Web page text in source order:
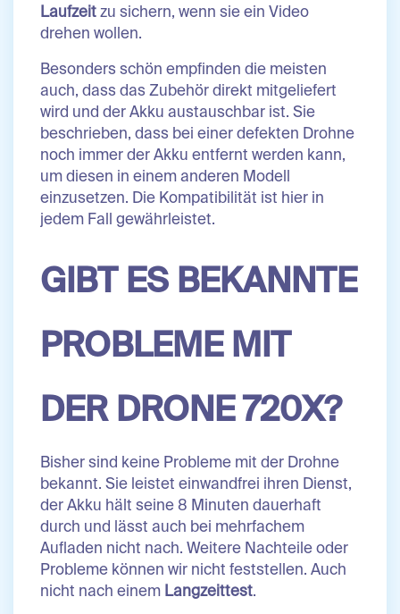
Laufzeit zu sichern, wenn sie ein Video
drehen wollen.
Besonders schön empfinden die meisten
auch, dass das Zubehör direkt mitgeliefert
wird und der Akku austauschbar ist. Sie
beschrieben, dass bei einer defekten Drohne
noch immer der Akku entfernt werden kann,
um diesen in einem anderen Modell
einzusetzen. Die Kompatibilität ist hier in
jedem Fall gewährleistet.
GIBT ES BEKANNTE
PROBLEME MIT
DER DRONE 720X?
Bisher sind keine Probleme mit der Drohne
bekannt. Sie leistet einwandfrei ihren Dienst,
der Akku hält seine 8 Minuten dauerhaft
durch und lässt auch bei mehrfachem
Aufladen nicht nach. Weitere Nachteile oder
Probleme können wir nicht feststellen. Auch
nicht nach einem Langzeittest.